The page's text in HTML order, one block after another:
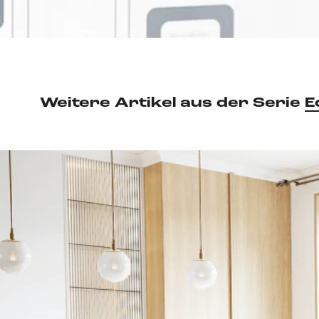
Weitere Artikel aus der Serie